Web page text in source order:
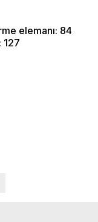
elemanı: 84
127